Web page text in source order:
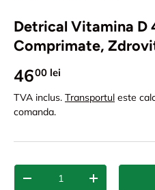
Detrical Vitamina D
Comprimate,
4600 lei
TVA inclus. Transportul este
comanda.
Cant.
-
+